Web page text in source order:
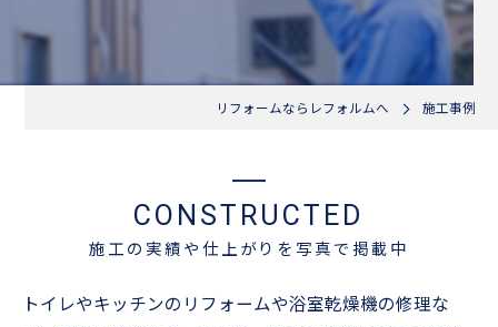
リフォームならレフォルムへ 施工事例
CONSTRUCTED
施工の実績や仕上がりを写真で掲載中
トイレやキッチンのリフォームや浴室乾燥機の修理な